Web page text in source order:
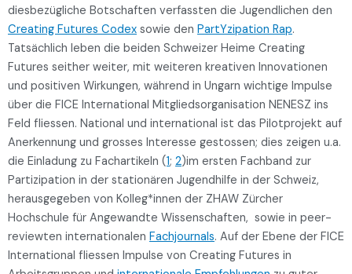
diesbezügliche Botschaften verfassten die Jugendlichen den
Creating Futures Codex sowie den PartYzipation Rap.
Tatsächlich leben die beiden Schweizer Heime Creating
Futures seither weiter, mit weiteren kreativen Innovationen
und positiven Wirkungen, während in Ungarn wichtige Impulse
über die FICE International Mitgliedsorganisation NENESZ ins
Feld fliessen. National und international ist das Pilotprojekt auf
Anerkennung und grosses Interesse gestossen; dies zeigen u.a.
die Einladung zu Fachartikeln (1; 2)im ersten Fachband zur
Partizipation in der stationären Jugendhilfe in der Schweiz,
herausgegeben von Kolleg*innen der ZHAW Zürcher
Hochschule für Angewandte Wissenschaften, sowie in peer-
reviewten internationalen Fachjournals. Auf der Ebene der FICE
International fliessen Impulse von Creating Futures in